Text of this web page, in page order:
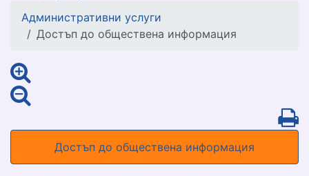
Административни услуги
Достъп до обществена информация
Достъп до обществена информация